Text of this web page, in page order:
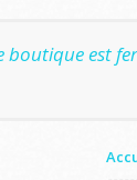
boutique est